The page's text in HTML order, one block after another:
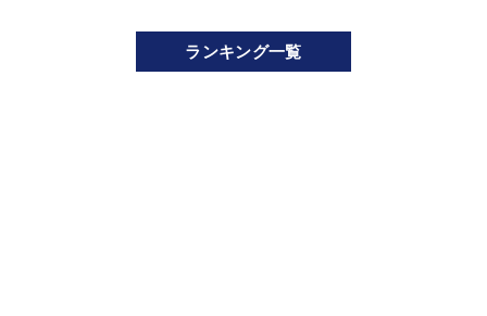
ランキング一覧